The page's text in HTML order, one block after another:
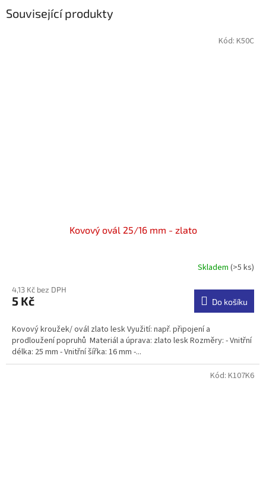
Související produkty
Kovový ovál 25/16 mm - zlato
Skladem (>5 ks)
4,13 Kč bez DPH
5 Kč Do košíku
Kovový kroužek/ ovál zlato lesk Využití: např. připojení a
prodloužení popruhů Materiál a úprava: zlato lesk Rozměry: - Vnitřní
délka: 25 mm - Vnitřní šířka: 16 mm -...
Kód: K50C
Kód: K107K6